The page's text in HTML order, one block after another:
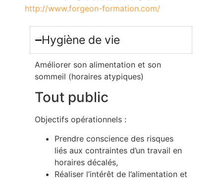
http://www.forgeon-formation.com/
Hygiène de vie
Améliorer son alimentation et son
sommeil (horaires atypiques)
Tout public
Objectifs opérationnels :
Prendre conscience des risques
liés aux contraintes d’un travail en
horaires décalés,
Réaliser l’intérêt de l’alimentation et